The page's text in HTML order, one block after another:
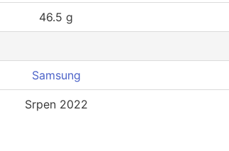
46.5 g
Samsung
Srpen 2022